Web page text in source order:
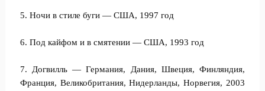
5. Ночи в стиле буги — США, 1997 год
6. Под кайфом и в смятении — США, 1993 год
7. Догвилль — Германия, Дания, Швеция, Финляндия,
Франция, Великобритания, Нидерланды, Норвегия, 2003